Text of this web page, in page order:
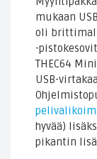
mukaan
oli
-
THEC64
USB-
hyvää)
pikantin